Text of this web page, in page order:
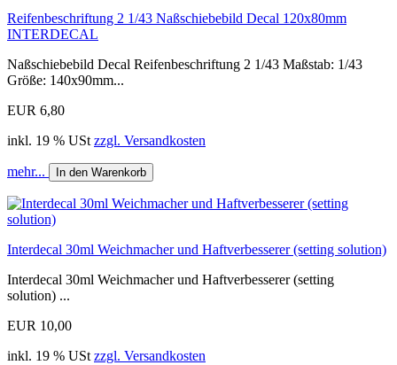
Reifenbeschriftung 2 1/43 Naßschiebebild Decal 120x80mm
INTERDECAL
Naßschiebebild Decal Reifenbeschriftung 2 1/43 Maßstab: 1/43
Größe: 140x90mm...
EUR 6,80
inkl. 19 % USt zzgl. Versandkosten
mehr... In den Warenkorb
Interdecal 30ml Weichmacher und Haftverbesserer (setting solution)
Interdecal 30ml Weichmacher und Haftverbesserer (setting
solution) ...
EUR 10,00
inkl. 19 % USt zzgl. Versandkosten